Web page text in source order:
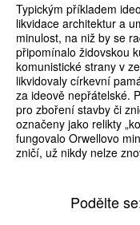
Typickým příkladem
likvidace architektur a
minulost, na niž by se
připomínalo židovskou
komunistické strany v
likvidovaly církevní
za ideově nepřátelské.
pro zboření stavby či
označeny jako relikty
fungovalo Orwellovo
zničí, už nikdy nelze
Podělte